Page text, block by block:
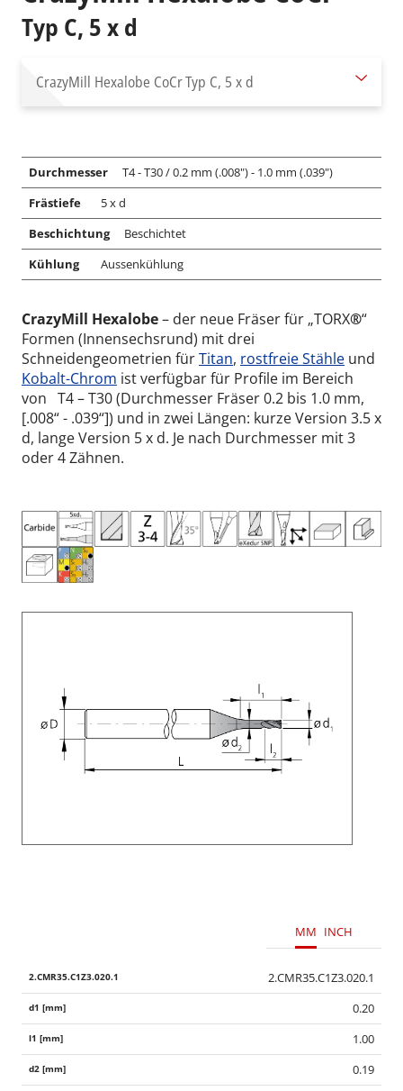
Typ C, 5 x d
CrazyMill Hexalobe CoCrTyp C, 5 x d
Durchmesser
T4 - T30 / 0.2 mm (.008") - 1.0 mm (.039")
Frästiefe
5 x d
Beschichtung
Beschichtet
Kühlung
Aussenkühlung
CrazyMill Hexalobe– der neue Fräser für „TORX®“
Formen (Innensechsrund) mit drei
Schneidengeometrien fürTitan, rostfreie Stähle und
Kobalt-Chrom ist verfügbar für Profile im Bereich
von T4 – T30 (Durchmesser Fräser 0.2 bis 1.0 mm,
[.008“ - .039“]) und in zwei Längen: kurze Version 3.5 x
d, lange Version 5 x d. Je nach Durchmesser mit 3
oder 4 Zähnen.
MM INCH
2.CMR35.C1Z3.020.1
0.20
1.00
0.19